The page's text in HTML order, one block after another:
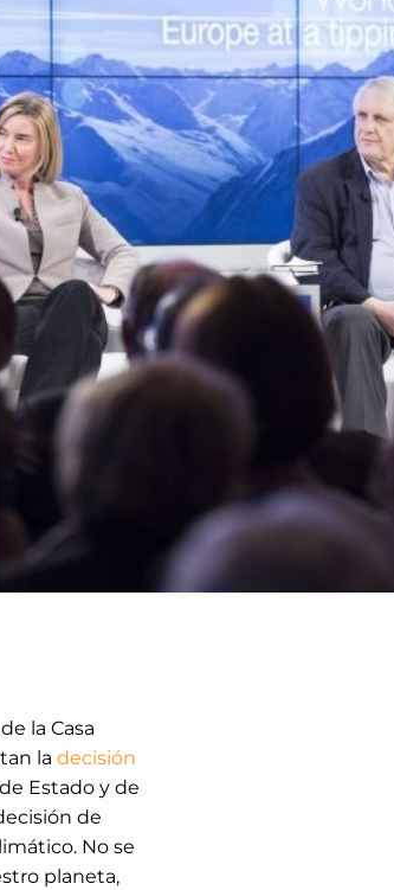
la Casa
la decisión
Estado y de
de
No se
planeta,